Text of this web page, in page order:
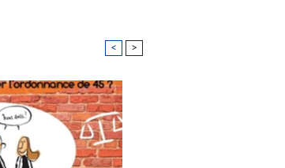
< >